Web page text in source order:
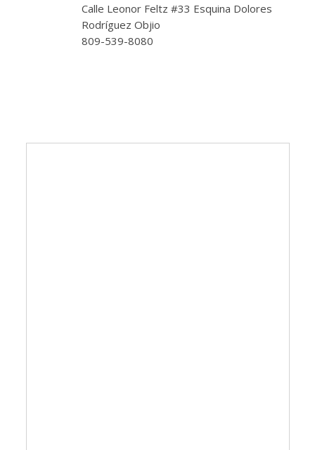
Calle Leonor Feltz #33 Esquina Dolores
Rodríguez Objio
809-539-8080